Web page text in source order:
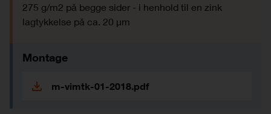
275 g/m2 på begge sider - i henhold til en zink
lagtykkelse på ca. 20 μm
Montage
m-vimtk-01-2018.pdf